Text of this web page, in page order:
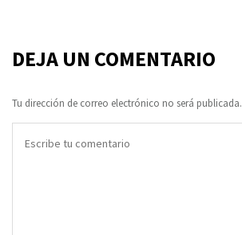
DEJA UN COMENTARIO
Tu dirección de correo electrónico no será publicada.